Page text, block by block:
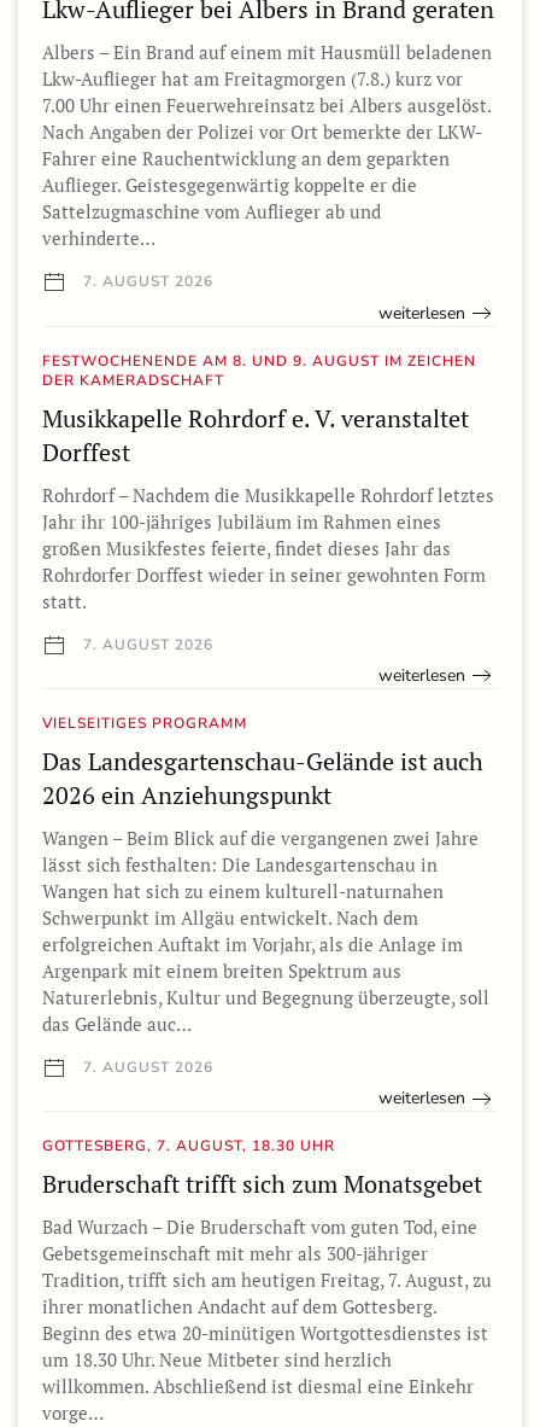
Lkw-Auflieger bei Albers in Brand geraten
Albers – Ein Brand auf einem mit Hausmüll beladenen
Lkw-Auflieger hat am Freitagmorgen (7.8.) kurz vor
7.00 Uhr einen Feuerwehreinsatz bei Albers ausgelöst.
Nach Angaben der Polizei vor Ort bemerkte der LKW-
Fahrer eine Rauchentwicklung an dem geparkten
Auflieger. Geistesgegenwärtig koppelte er die
Sattelzugmaschine vom Auflieger ab und
verhinderte…
7. AUGUST 2026
weiterlesen
FESTWOCHENENDE AM 8. UND 9. AUGUST IM ZEICHEN
DER KAMERADSCHAFT
Musikkapelle Rohrdorf e. V. veranstaltet
Dorffest
Rohrdorf – Nachdem die Musikkapelle Rohrdorf letztes
Jahr ihr 100-jähriges Jubiläum im Rahmen eines
großen Musikfestes feierte, findet dieses Jahr das
Rohrdorfer Dorffest wieder in seiner gewohnten Form
statt.
7. AUGUST 2026
weiterlesen
VIELSEITIGES PROGRAMM
Das Landesgartenschau-Gelände ist auch
2026 ein Anziehungspunkt
Wangen – Beim Blick auf die vergangenen zwei Jahre
lässt sich festhalten: Die Landesgartenschau in
Wangen hat sich zu einem kulturell-naturnahen
Schwerpunkt im Allgäu entwickelt. Nach dem
erfolgreichen Auftakt im Vorjahr, als die Anlage im
Argenpark mit einem breiten Spektrum aus
Naturerlebnis, Kultur und Begegnung überzeugte, soll
das Gelände auc…
7. AUGUST 2026
weiterlesen
GOTTESBERG, 7. AUGUST, 18.30 UHR
Bruderschaft trifft sich zum Monatsgebet
Bad Wurzach – Die Bruderschaft vom guten Tod, eine
Gebetsgemeinschaft mit mehr als 300-jähriger
Tradition, trifft sich am heutigen Freitag, 7. August, zu
ihrer monatlichen Andacht auf dem Gottesberg.
Beginn des etwa 20-minütigen Wortgottesdienstes ist
um 18.30 Uhr. Neue Mitbeter sind herzlich
willkommen. Abschließend ist diesmal eine Einkehr
vorge…